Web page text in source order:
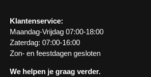
Klantenservice:
Maandag-Vrijdag 07:00-18:00
Zaterdag: 07:00-16:00
Zon- en feestdagen gesloten
We helpen je graag verder.